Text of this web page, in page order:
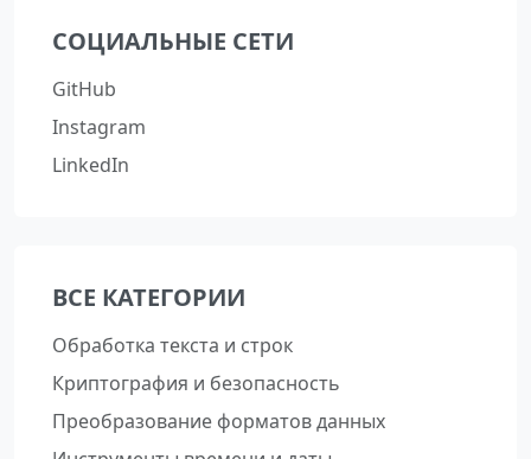
СОЦИАЛЬНЫЕ СЕТИ
GitHub
Instagram
LinkedIn
ВСЕ КАТЕГОРИИ
Обработка текста и строк
Криптография и безопасность
Преобразование форматов данных